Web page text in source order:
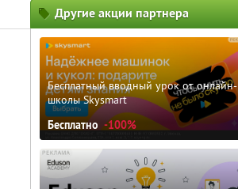
Другие акции партнера
Бесплатный вводный урок от онлайн-
школы Skysmart
Бесплатно -100%